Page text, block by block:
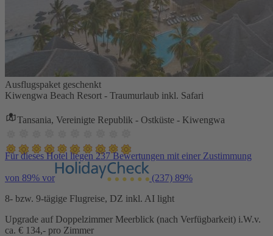
Ausflugspaket geschenkt
Kiwengwa Beach Resort - Traumurlaub inkl. Safari
Tansania, Vereinigte Republik - Ostküste - Kiwengwa
Für dieses Hotel liegen 237 Bewertungen mit einer Zustimmung
von 89% vor (237) 89%
8- bzw. 9-tägige Flugreise, DZ inkl. AI light
Upgrade auf Doppelzimmer Meerblick (nach Verfügbarkeit) i.W.v.
ca. € 134,- pro Zimmer